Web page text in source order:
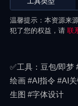
温馨提示：本资源来
犯了您的权益，请 联
✅工具：豆包/即梦
绘画 #AI指令 #AI
生图 #字体设计